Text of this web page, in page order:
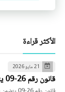
الأكثر قراءة
21 مايو 2026
قانون رقم 26-09 يتضمن قانون المرور PDF